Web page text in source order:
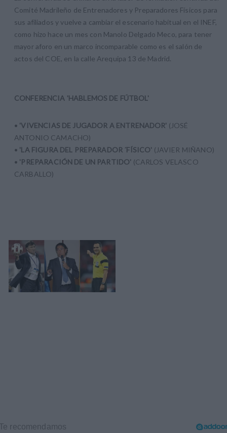
Comité Madrileño de Entrenadores y Preparadores Físicos para
sus afiliados y vuelve a cambiar el escenario habitual en el INEF,
como hizo hace un mes con Manolo Delgado Meco, para tener
mayor aforo en un marco incomparable como es el salón de
actos del COE, en la calle Arequipa 13 de Madrid.
CONFERENCIA 'HABLEMOS DE FÚTBOL'
• 'VIVENCIAS DE JUGADOR A ENTRENADOR' (JOSÉ
ANTONIO CAMACHO)
• 'LA FIGURA DEL PREPARADOR ´FÍSICO' (JAVIER MIÑANO)
• 'PREPARACIÓN DE UN PARTIDO' (CARLOS VELASCO
CARBALLO)